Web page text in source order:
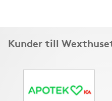
Kunder till